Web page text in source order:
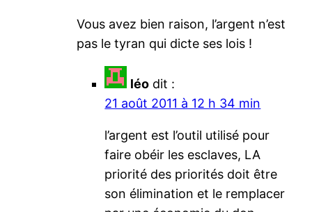
Vous avez bien raison, l’argent n’est
pas le tyran qui dicte ses lois !
léo dit :
21 août 2011 à 12 h 34 min
l’argent est l’outil utilisé pour
faire obéir les esclaves, LA
priorité des priorités doit être
son élimination et le remplacer